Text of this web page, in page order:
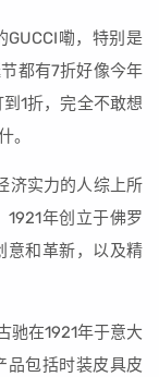
嘞，特别是
都有7折好像今年
1折，完全不敢想
。
济实力的人综上所
年创立于佛罗
意和革新，以及精
在1921年于意大
品包括时装皮具皮